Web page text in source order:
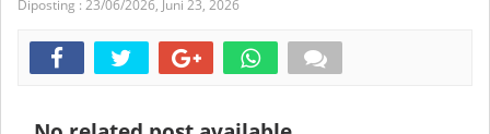
Diposting : 23/06/2026, Juni 23, 2026